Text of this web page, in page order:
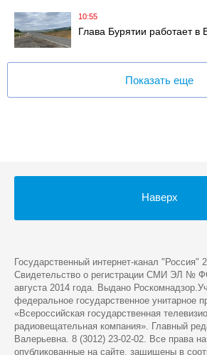
10:55
Глава Бурятии работает в
Показать еще
Наверх
Государственный интернет-канал "Россия"
Cвидетельство о регистрации СМИ ЭЛ №
августа 2014 года. Выдано
федеральное государственное унитарное
«Всероссийская государственная
радиовещательная компания». Главный
Валерьевна. 8 (3012) 23-02-02. Все права
опубликованные на сайте, защищены в